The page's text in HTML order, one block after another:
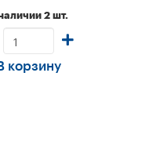
2 шт.
корзину